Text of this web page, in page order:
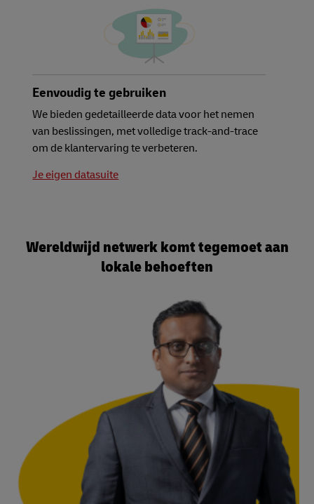
Eenvoudig te gebruiken
We bieden gedetailleerde data voor het nemen
van beslissingen, met volledige track-and-trace
om de klantervaring te verbeteren.
Je eigen datasuite
Wereldwijd netwerk komt tegemoet aan
lokale behoeften